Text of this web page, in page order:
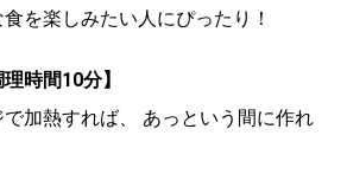
を楽しみたい人にぴったり！
時間10分】
加熱すれば、 あっという間に作れ